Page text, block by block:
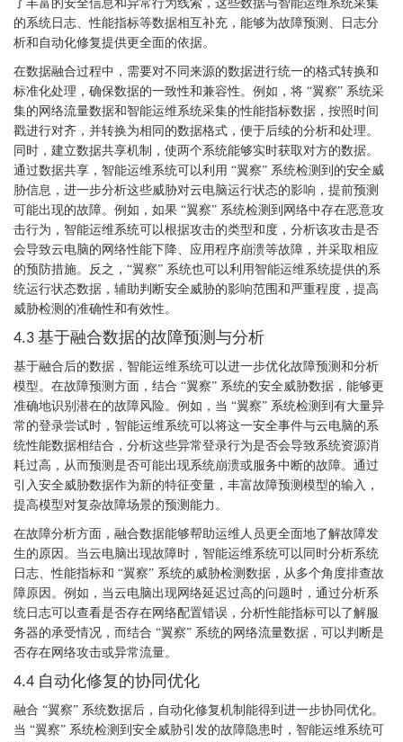
了丰富的安全信息和异常行为线索，这些数据与智能运维系统采集
的系统日志、性能指标等数据相互补充，能够为故障预测、日志分
析和自动化修复提供更全面的依据。
在数据融合过程中，需要对不同来源的数据进行统一的格式转换和
标准化处理，确保数据的一致性和兼容性。例如，将 “翼察” 系统采
集的网络流量数据和智能运维系统采集的性能指标数据，按照时间
戳进行对齐，并转换为相同的数据格式，便于后续的分析和处理。
同时，建立数据共享机制，使两个系统能够实时获取对方的数据。
通过数据共享，智能运维系统可以利用 “翼察” 系统检测到的安全威
胁信息，进一步分析这些威胁对云电脑运行状态的影响，提前预测
可能出现的故障。例如，如果 “翼察” 系统检测到网络中存在恶意攻
击行为，智能运维系统可以根据攻击的类型和度，分析该攻击是否
会导致云电脑的网络性能下降、应用程序崩溃等故障，并采取相应
的预防措施。反之，“翼察” 系统也可以利用智能运维系统提供的系
统运行状态数据，辅助判断安全威胁的影响范围和严重程度，提高
威胁检测的准确性和有效性。
4.3 基于融合数据的故障预测与分析
基于融合后的数据，智能运维系统可以进一步优化故障预测和分析
模型。在故障预测方面，结合 “翼察” 系统的安全威胁数据，能够更
准确地识别潜在的故障风险。例如，当 “翼察” 系统检测到有大量异
常的登录尝试时，智能运维系统可以将这一安全事件与云电脑的系
统性能数据相结合，分析这些异常登录行为是否会导致系统资源消
耗过高，从而预测是否可能出现系统崩溃或服务中断的故障。通过
引入安全威胁数据作为新的特征变量，丰富故障预测模型的输入，
提高模型对复杂故障场景的预测能力。
在故障分析方面，融合数据能够帮助运维人员更全面地了解故障发
生的原因。当云电脑出现故障时，智能运维系统可以同时分析系统
日志、性能指标和 “翼察” 系统的威胁检测数据，从多个角度排查故
障原因。例如，当云电脑出现网络延迟过高的问题时，通过分析系
统日志可以查看是否存在网络配置错误，分析性能指标可以了解服
务器的承受情况，而结合 “翼察” 系统的网络流量数据，可以判断是
否存在网络攻击或异常流量。
4.4 自动化修复的协同优化
融合 “翼察” 系统数据后，自动化修复机制能得到进一步协同优化。
当 “翼察” 系统检测到安全威胁引发的故障隐患时，智能运维系统可